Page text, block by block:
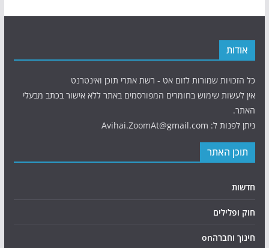
אודות
כל הזכויות שמורות לזום אט - רשת אתרי תוכן ואינטרנט
אין לעשות שימוש בחומרים המפורסמים באתר ללא אישור בכתב מבעלי
האתר.
ניתן לפנות ל: Avihai.ZoomAt@gmail.com
תוכן האתר
חדשות
חוק ופלילים
חינוך וחברהon